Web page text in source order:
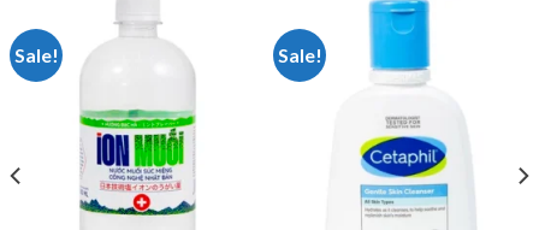
Sale! Sale!